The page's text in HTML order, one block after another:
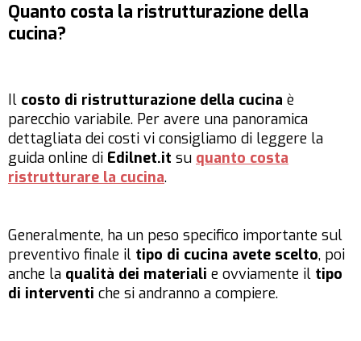
Quanto costa la ristrutturazione della
cucina?
Il costo di ristrutturazione della cucina è
parecchio variabile. Per avere una panoramica
dettagliata dei costi vi consigliamo di leggere la
guida online di Edilnet.it su quanto costa
ristrutturare la cucina.
Generalmente, ha un peso specifico importante sul
preventivo finale il tipo di cucina avete scelto, poi
anche la qualità dei materiali e ovviamente il tipo
di interventi che si andranno a compiere.